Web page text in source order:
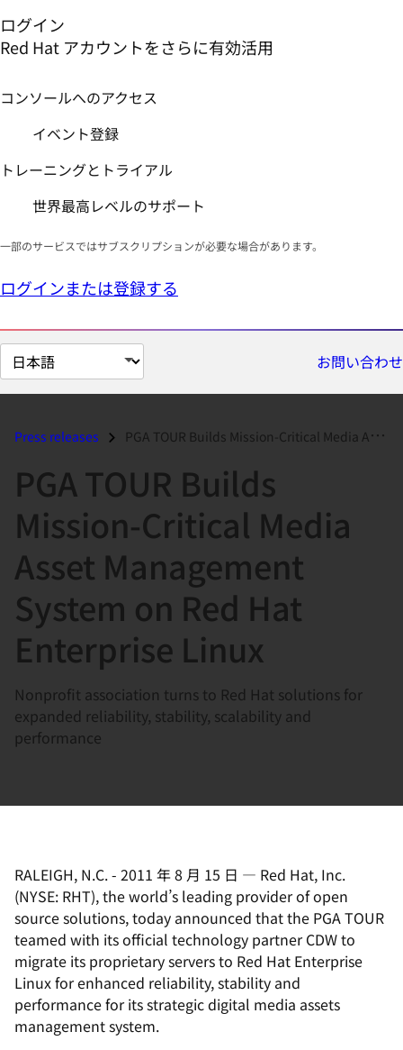
ログイン
Red Hat アカウントをさらに有効活用
コンソールへのアクセス
イベント登録
トレーニングとトライアル
世界最高レベルのサポート
一部のサービスではサブスクリプションが必要な場合があります。
ログインまたは登録する
ペ
ー
の
し
お問い合わせ
Press releases PGA TOUR Builds Mission-Critical Media Asset Management System on Red...
PGA TOUR Builds
Mission-Critical Media
Asset Management
System on Red Hat
Enterprise Linux
Nonprofit association turns to Red Hat solutions for
expanded reliability, stability, scalability and
performance
RALEIGH, N.C.- 2011 年 8 月 15 日 — Red Hat, Inc.
(NYSE: RHT), the world’s leading provider of open
source solutions, today announced that the PGA TOUR
teamed with its official technology partner CDW to
migrate its proprietary servers to Red Hat Enterprise
Linux for enhanced reliability, stability and
performance for its strategic digital media assets
management system.